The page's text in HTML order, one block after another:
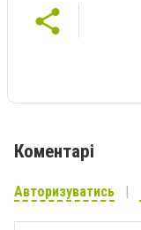
Коментарі
Авторизуватись